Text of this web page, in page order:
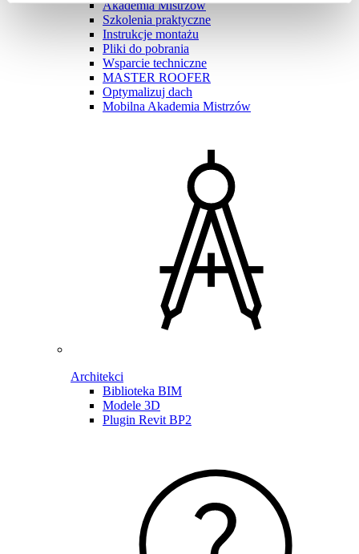
Akademia Mistrzów
Szkolenia praktyczne
Instrukcje montażu
Pliki do pobrania
Wsparcie techniczne
MASTER ROOFER
Optymalizuj dach
Mobilna Akademia Mistrzów
Architekci
Biblioteka BIM
Modele 3D
Plugin Revit BP2